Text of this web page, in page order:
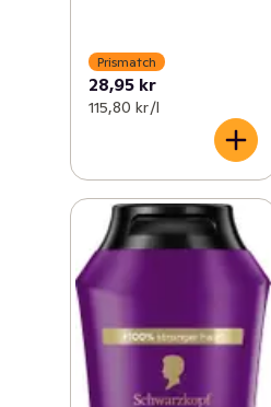
Prismatch
28,95 kr
115,80 kr /l